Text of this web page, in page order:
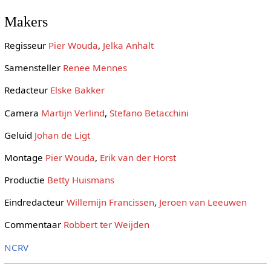
Makers
Regisseur Pier Wouda, Jelka Anhalt
Samensteller Renee Mennes
Redacteur Elske Bakker
Camera Martijn Verlind, Stefano Betacchini
Geluid Johan de Ligt
Montage Pier Wouda, Erik van der Horst
Productie Betty Huismans
Eindredacteur Willemijn Francissen, Jeroen van Leeuwen
Commentaar Robbert ter Weijden
NCRV